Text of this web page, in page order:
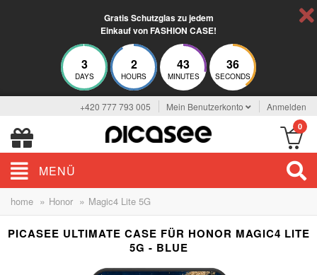
Gratis Schutzglas zu jedem
Einkauf von FASHION CASE!
3
DAYS
2
HOURS
43
MINUTES
35
SECONDS
+420 777 793 005 Mein Benutzerkonto Anmelden
0
MENÜ
home » Honor » Magic4 Lite 5G
PICASEE ULTIMATE CASE FÜR HONOR MAGIC4 LITE
5G - BLUE